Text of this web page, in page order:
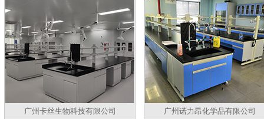
广州卡丝生物科技有限公司 广州诺力昂化学品有限公司